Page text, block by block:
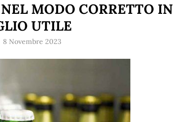
MODO CORRETTO IN
UTILE
8 Novembre 2023